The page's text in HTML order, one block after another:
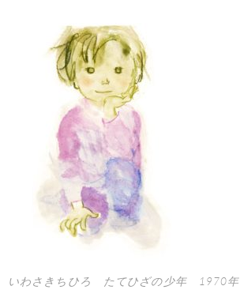
いわさきちひろ たてひざの少年 1970年